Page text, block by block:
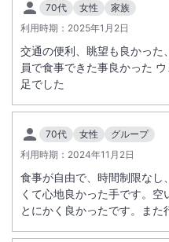
70代 女性
家族
利用時期： 2025年1月2日
交通の便利、眺望も良かった
員で食事できた事良かった
足でした
70代 女性
グループ
利用時期： 2024年11月2日
食事が自由で、時間制限なし
くて心地良かった手です。空
とにかく良かったです。また